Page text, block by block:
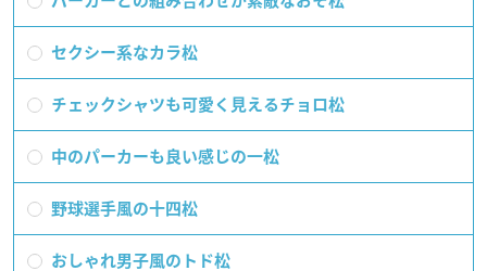
セクシー系なカラ松
チェックシャツも可愛く見えるチョロ松
中のパーカーも良い感じの一松
野球選手風の十四松
おしゃれ男子風のトド松